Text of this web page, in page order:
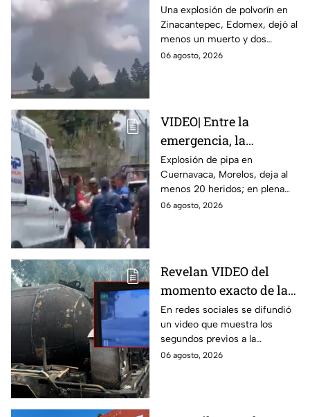
polvorín en Santa
María del Monte,
Zinacantepec; reportan
al menos un muerto y
Una explosión de polvorín en
Zinacantepec, Edomex, dejó al
menos un muerto y dos
heridos; autoridades atiende la
06 agosto, 2026
VIDEO| Entre la
emergencia, la
desesperación y el
llanto de un niño;
adultos desatan pelea
tras explosión de pipa
Explosión de pipa en
Cuernavaca, Morelos, deja al
menos 20 heridos; en plena
emergencia, dos hombres
06 agosto, 2026
Revelan VIDEO del
momento exacto de la
explosión de pipa de
gas en Cuernavaca,
Morelos
En redes sociales se difundió
un video que muestra los
segundos previos a la
explosión de una pipa de gas
06 agosto, 2026